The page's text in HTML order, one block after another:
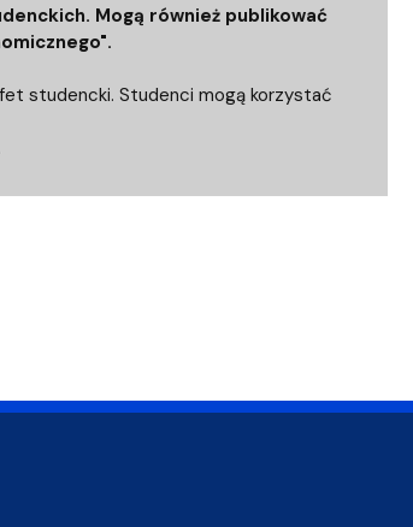
Mogą również publikować
studencki. Studenci mogą korzystać